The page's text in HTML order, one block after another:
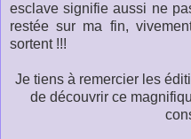
esclave signifie aussi ne
restée sur ma fin,
sortent !!!
Je tiens à remercier les
de découvrir ce